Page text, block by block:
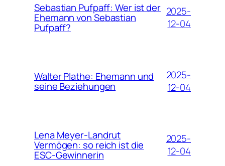
Sebastian Pufpaff: Wer ist der
Ehemann von Sebastian
Pufpaff?
2025-
12-04
Walter Plathe: Ehemann und
seine Beziehungen
2025-
12-04
Lena Meyer-Landrut
Vermögen: so reich ist die
ESC-Gewinnerin
2025-
12-04